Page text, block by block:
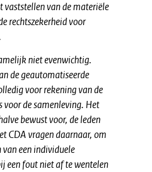
vaststellen van de materiële
rechtszekerheid voor
niet evenwichtig.
de geautomatiseerde
voor rekening van de
voor de samenleving. Het
bewust voor, de leden
CDA vragen daarnaar, om
een individuele
een fout niet af te wentelen